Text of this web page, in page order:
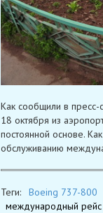
Как сообщили в пресс-
18 октября из
постоянной основе.
обслуживанию
Теги: Boeing 737-800
международный рейс